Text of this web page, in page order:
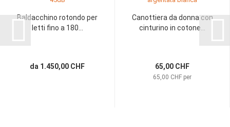
Baldacchino rotondo per
letti fino a 180...
da 1.450,00 CHF
Canottiera da donna con
cinturino in cotone...
65,00 CHF
65,00 CHF per